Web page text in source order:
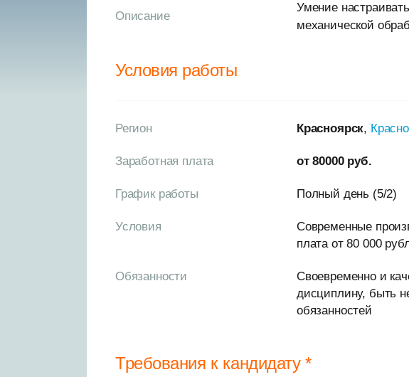
Описание
Умение
механической
Условия работы
Регион Красноярск,
Заработная плата от 80000 руб.
График работы Полный день (5/2)
Условия
Современные
плата от 80 000
Обязанности
Своевременно и
дисциплину, быть
обязанностей
Требования к кандидату *